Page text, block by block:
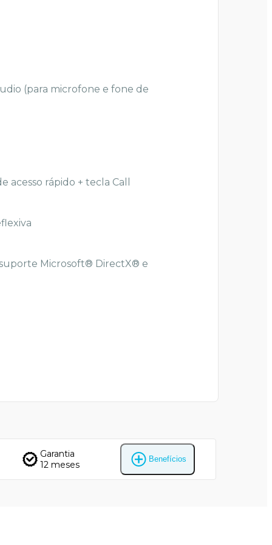
(para microfone e fone de
rápido + tecla Call
Microsoft® DirectX® e
Garantia
12 meses
Benefícios